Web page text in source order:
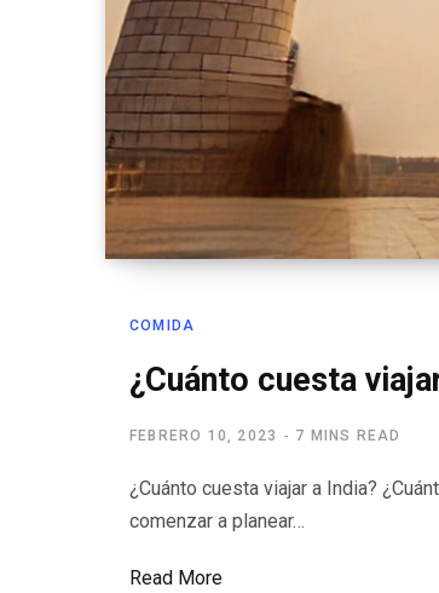
COMIDA
¿Cuánto cuesta
FEBRERO 10, 2023 7 MINS READ
¿Cuánto cuesta viajar a India?
comenzar a planear…
Read More